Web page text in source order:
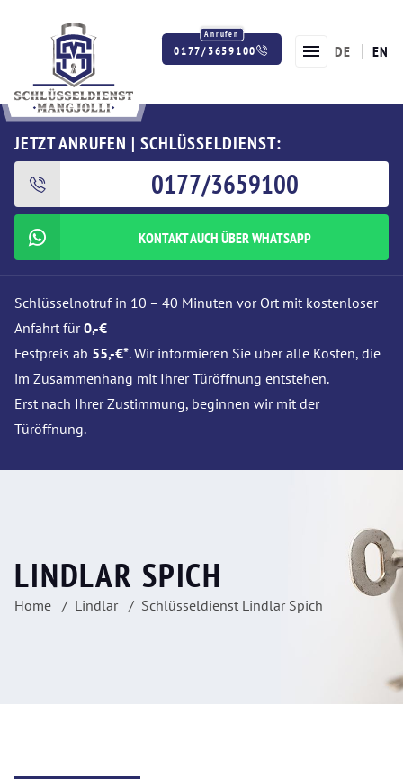
0177/3659100 DE EN
JETZT ANRUFEN | SCHLÜSSELDIENST:
0177/3659100
KONTAKT AUCH ÜBER WHATSAPP
Schlüsselnotruf in 10 – 40 Minuten vor Ort mit kostenloser
Anfahrt für0,-€
Festpreis ab 55,-€*. Wir informieren Sie über alle Kosten, die
im Zusammenhang mit Ihrer Türöffnung entstehen.
Erst nach Ihrer Zustimmung, beginnen wir mit der
Türöffnung.
LINDLAR SPICH
Home Lindlar Schlüsseldienst Lindlar Spich